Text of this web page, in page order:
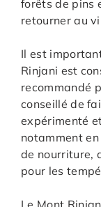
forêts de pins
retourner au
Il est
Rinjani est
recommandé
conseillé de
expérimenté
notamment
de nourriture,
pour les